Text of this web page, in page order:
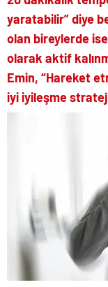
yaratabilir” diye
olan bireylerde
olarak aktif
Emin, “Hareket
iyi iyileşme